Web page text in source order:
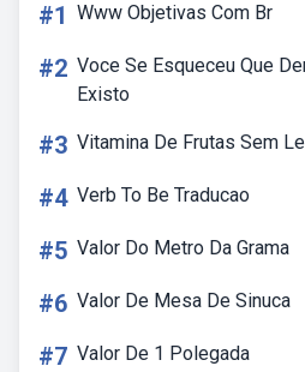
#1 Www Objetivas Com Br
#2 Voce Se Esqueceu Que
Existo
#3 Vitamina De Frutas Sem
#4 Verb To Be Traducao
#5 Valor Do Metro Da Grama
#6 Valor De Mesa De Sinuca
#7 Valor De 1 Polegada